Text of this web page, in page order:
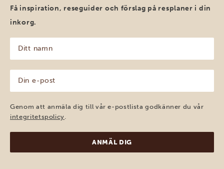
Få inspiration, reseguider och förslag på resplaner i din
inkorg.
namn
(Obligatoriskt)
post
(Obligatoriskt)
Genom att anmäla dig till vår e-postlista godkänner du vår
integritetspolicy